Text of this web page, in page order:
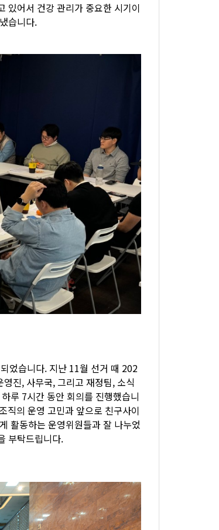
있어서 건강 관리가 중요한 시기이
습니다.
었습니다. 지난 11월 선거 때 202
진, 사무국, 그리고 재정팀, 소식
루 7시간 동안 회의를 진행했습니
직의 운영 고민과 앞으로 친구사이
활동하는 운영위원들과 잘 나누었
부탁드립니다.